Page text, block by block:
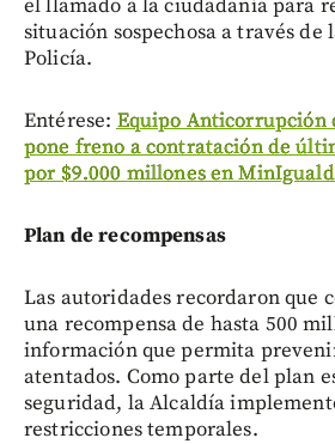
el llamado a la ciudadanía para
situación sospechosa a través de
Policía.
Entérese: Equipo Anticorrupción
pone freno a contratación de
por $9.000 millones en
Plan de recompensas
Las autoridades recordaron que
una recompensa de hasta 500
información que permita
atentados. Como parte del plan
seguridad, la Alcaldía
restricciones temporales.